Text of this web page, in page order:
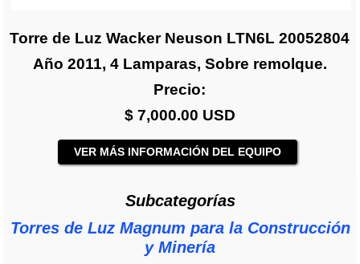
Torre de Luz Wacker Neuson LTN6L 20052804
Año 2011, 4 Lamparas, Sobre remolque.
Precio:
$ 7,000.00 USD
VER MÁS INFORMACIÓN DEL EQUIPO
Subcategorías
Torres de Luz Magnum para la Construcción
y Minería